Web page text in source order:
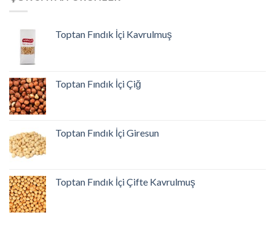
Toptan Fındık İçi Kavrulmuş
Toptan Fındık İçi Çiğ
Toptan Fındık İçi Giresun
Toptan Fındık İçi Çifte Kavrulmuş